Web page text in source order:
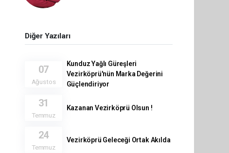
Diğer Yazıları
07
Ağustos
Kunduz Yağlı Güreşleri
Vezirköprü'nün Marka Değerini
Güçlendiriyor
31
Temmuz
Kazanan Vezirköprü Olsun !
24
Temmuz
Vezirköprü Geleceği Ortak Akılda